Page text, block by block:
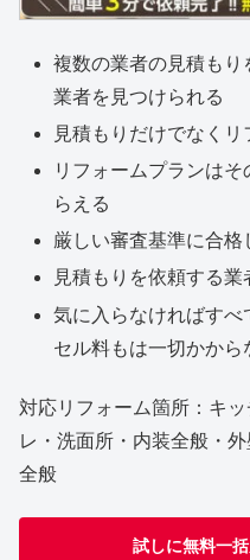
複数の業者の見積も
業者を見つけられる
見積もりだけでなく
リフォームプランは
らえる
厳しい審査基準に合
見積もりを依頼する
気に入らなければす
セル料もは一切かから
対応リフォーム箇所：キ
レ・洗面所・内装全般・
全般
試しに無料一